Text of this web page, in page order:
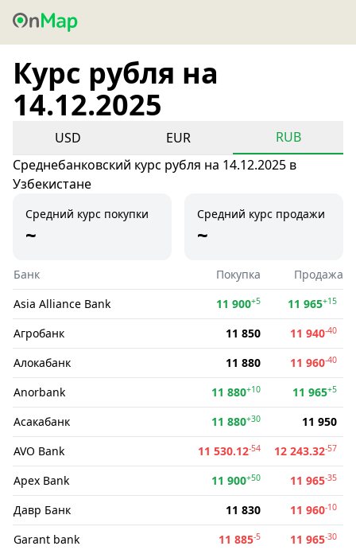
Курс рубля на
14.12.2025
USD EUR
RUB
Среднебанковский курс рубля на 14.12.2025 в
Узбекистане
Средний курс покупки
~
Средний курс продажи
~
Банк Покупка
Продажа
Asia Alliance Bank
11 900+5 11 965+15
Агробанк 11 850 11 940-40
Алокабанк 11 880 11 960-40
Anorbank 11 880+10 11 965+5
Асакабанк 11 880+30
11 950
AVO Bank
11 530.12-54 12 243.32-57
Apex Bank 11 900+50 11 965-35
Давр Банк 11 830 11 960-10
Garant bank 11 885-5 11 965-30